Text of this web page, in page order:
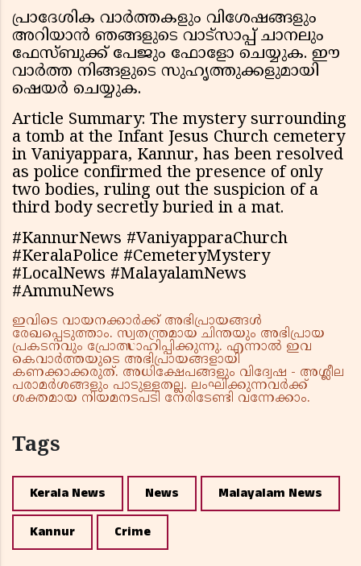
പ്രാദേശിക വാർത്തകളും വിശേഷങ്ങളും
അറിയാൻ ഞങ്ങളുടെ വാട്സാപ്പ് ചാനലും
ഫേസ്ബുക്ക് പേജും ഫോളോ ചെയ്യുക. ഈ
വാർത്ത നിങ്ങളുടെ സുഹൃത്തുക്കളുമായി
ഷെയർ ചെയ്യുക.
Article Summary: The mystery surrounding
a tomb at the Infant Jesus Church cemetery
in Vaniyappara, Kannur, has been resolved
as police confirmed the presence of only
two bodies, ruling out the suspicion of a
third body secretly buried in a mat.
#KannurNews #VaniyapparaChurch
#KeralaPolice #CemeteryMystery
#LocalNews #MalayalamNews
#AmmuNews
ഇവിടെ വായനക്കാർക്ക് അഭിപ്രായങ്ങൾ
രേഖപ്പെടുത്താം. സ്വതന്ത്രമായ ചിന്തയും അഭിപ്രായ
പ്രകടനവും പ്രോത്സാഹിപ്പിക്കുന്നു. എന്നാൽ ഇവ
കെവാർത്തയുടെ അഭിപ്രായങ്ങളായി
കണക്കാക്കരുത്. അധിക്ഷേപങ്ങളും വിദ്വേഷ - അശ്ലീല
പരാമർശങ്ങളും പാടുള്ളതല്ല. ലംഘിക്കുന്നവർക്ക്
ശക്തമായ നിയമനടപടി നേരിടേണ്ടി വന്നേക്കാം.
Tags
Kerala News News Malayalam News
Kannur Crime